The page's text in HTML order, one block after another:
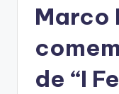
Marco
de “I